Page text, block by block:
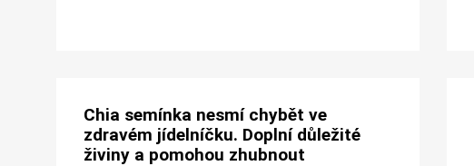
Chia semínka nesmí chybět ve
zdravém jídelníčku. Doplní důležité
živiny a pomohou zhubnout